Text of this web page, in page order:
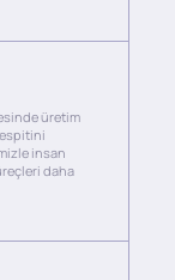
üretim
insan
daha